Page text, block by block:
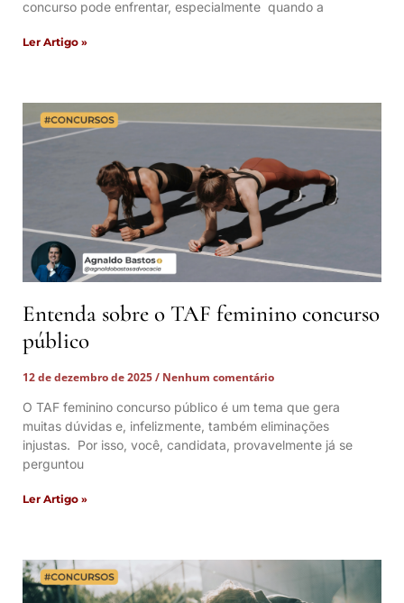
concurso pode enfrentar, especialmente quando a
Ler Artigo »
Entenda sobre o TAF feminino concurso
público
12 de dezembro de 2025
Nenhum comentário
O TAF feminino concurso público é um tema que gera
muitas dúvidas e, infelizmente, também eliminações
injustas. Por isso, você, candidata, provavelmente já se
perguntou
Ler Artigo »